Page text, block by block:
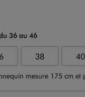
36 au 46
38 40
mesure 175 cm